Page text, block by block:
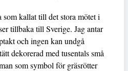
som kallat till det stora mötet i
tillbaka till Sverige. Jag antar
och ingen kan undgå
dekorerad med tusentals små
som symbol för gräsrötter